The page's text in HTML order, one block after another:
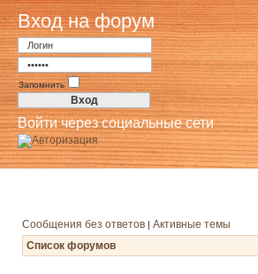
Вход на форум
Запомнить
Войти через социальные сети
Сообщения без ответов | Активные темы
Список форумов